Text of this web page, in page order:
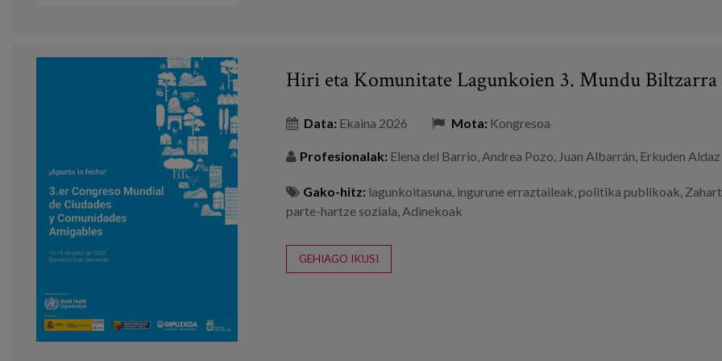
Hiri eta Komunitate Lagunkoien 3. Mundu Biltzarra
Data: Ekaina 2026 Mota: Kongresoa
Profesionalak: Elena del Barrio Andrea Pozo Juan Albarrán Erkuden Aldaz
Gako-hitz: lagunkoitasuna ingurune erraztaileak politika publikoak
parte-hartze soziala Adinekoak
GEHIAGO IKUSI